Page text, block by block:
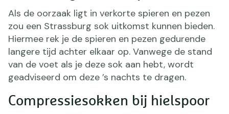
Als de oorzaak ligt in verkorte spieren en pezen
zou een Strassburg sok uitkomst kunnen bieden.
Hiermee rek je de spieren en pezen gedurende
langere tijd achter elkaar op. Vanwege de stand
van de voet als je deze sok aan hebt, wordt
geadviseerd om deze ’s nachts te dragen.
Compressiesokken bij hielspoor